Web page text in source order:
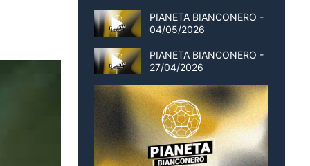
PIANETA BIANCONERO -
04/05/2026
PIANETA BIANCONERO -
27/04/2026